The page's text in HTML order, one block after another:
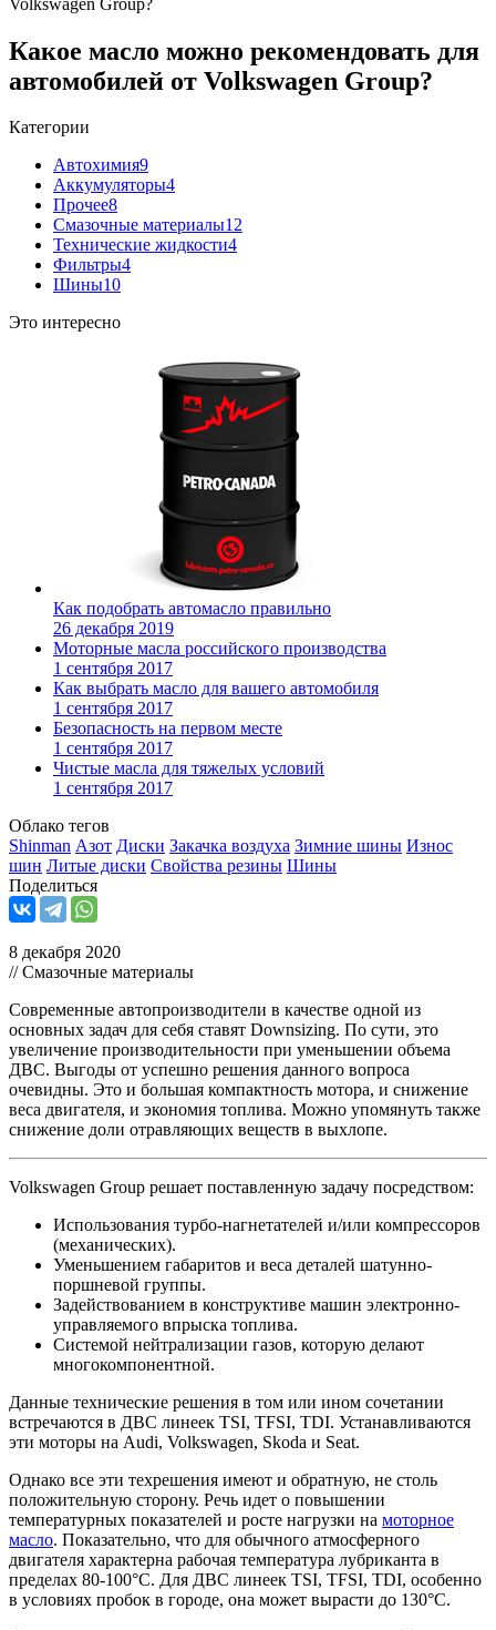
Какое масло можно рекомендовать для
автомобилей от Volkswagen Group?
Категории
Автохимия9
Аккумуляторы4
Прочее8
Смазочные материалы12
Технические жидкости4
Фильтры4
Шины10
Это интересно
Как подобрать автомасло правильно
26 декабря 2019
Моторные масла российского производства
1 сентября 2017
Как выбрать масло для вашего автомобиля
1 сентября 2017
Безопасность на первом месте
1 сентября 2017
Чистые масла для тяжелых условий
1 сентября 2017
Облако тегов
Shinman Азот Диски Закачка воздуха Зимние шины Износ
шин Литые диски Свойства резины Шины
Поделиться
8 декабря 2020
// Смазочные материалы
Современные автопроизводители в качестве одной из
основных задач для себя ставят Downsizing. По сути, это
увеличение производительности при уменьшении объема
ДВС. Выгоды от успешно решения данного вопроса
очевидны. Это и большая компактность мотора, и снижение
веса двигателя, и экономия топлива. Можно упомянуть также
снижение доли отравляющих веществ в выхлопе.
Volkswagen Group решает поставленную задачу посредством:
Использования турбо-нагнетателей и/или компрессоров
(механических).
Уменьшением габаритов и веса деталей шатунно-
поршневой группы.
Задействованием в конструктиве машин электронно-
управляемого впрыска топлива.
Системой нейтрализации газов, которую делают
многокомпонентной.
Данные технические решения в том или ином сочетании
встречаются в ДВС линеек TSI, TFSI, TDI. Устанавливаются
эти моторы на Audi, Volkswagen, Skoda и Seat.
Однако все эти техрешения имеют и обратную, не столь
положительную сторону. Речь идет о повышении
температурных показателей и росте нагрузки на моторное
масло. Показательно, что для обычного атмосферного
двигателя характерна рабочая температура лубриканта в
пределах 80-100°С. Для ДВС линеек TSI, TFSI, TDI, особенно
в условиях пробок в городе, она может вырасти до 130°С.